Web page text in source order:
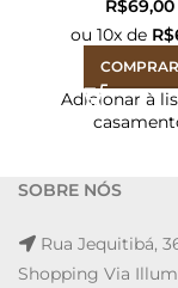
R$
ou 10x de R$
COMPRAR
Adicionar à
SOBRE NÓS
Rua Jequitibá,
Shopping Via